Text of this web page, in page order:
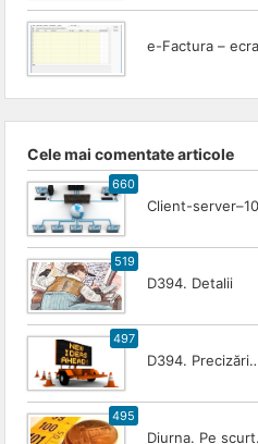
e-Factura –
Cele mai comentate articole
660
Client-
519
D394. Detalii
497
D394.
495
Diurna. Pe scurt.